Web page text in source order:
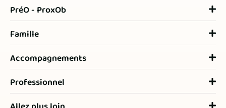
PréO - ProxOb
Famille
Accompagnements
Professionnel